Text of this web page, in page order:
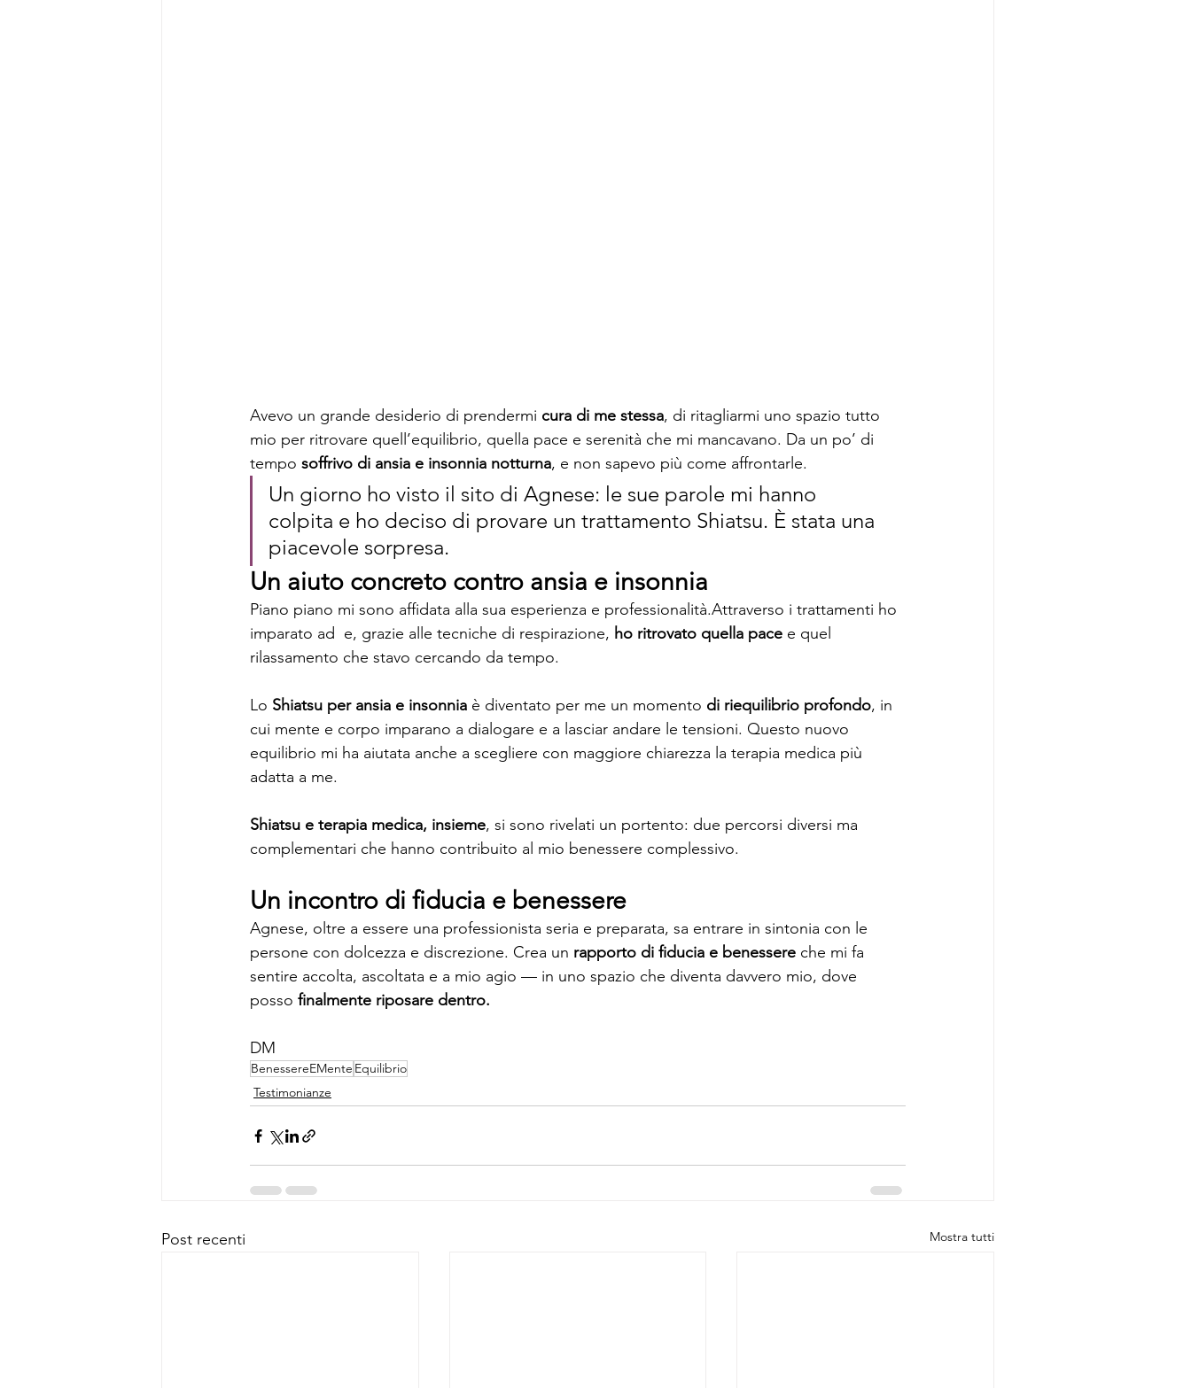
Avevo un grande desiderio di prendermi cura di me stessa, di ritagliarmi uno spazio tutto
mio per ritrovare quell’equilibrio, quella pace e serenità che mi mancavano. Da un po’ di
tempo soffrivo di ansia e insonnia notturna, e non sapevo più come affrontarle.
Un giorno ho visto il sito di Agnese: le sue parole mi hanno
colpita e ho deciso di provare un trattamento Shiatsu. È stata una
piacevole sorpresa.
Un aiuto concreto contro ansia e insonnia
Piano piano mi sono affidata alla sua esperienza e professionalità.Attraverso i trattamenti ho
imparato ad  e, grazie alle tecniche di respirazione, ho ritrovato quella pace e quel
rilassamento che stavo cercando da tempo.
Lo Shiatsu per ansia e insonnia è diventato per me un momento di riequilibrio profondo, in
cui mente e corpo imparano a dialogare e a lasciar andare le tensioni. Questo nuovo
equilibrio mi ha aiutata anche a scegliere con maggiore chiarezza la terapia medica più
adatta a me.
Shiatsu e terapia medica, insieme, si sono rivelati un portento: due percorsi diversi ma
complementari che hanno contribuito al mio benessere complessivo.
Un incontro di fiducia e benessere
Agnese, oltre a essere una professionista seria e preparata, sa entrare in sintonia con le
persone con dolcezza e discrezione. Crea un rapporto di fiducia e benessere che mi fa
sentire accolta, ascoltata e a mio agio — in uno spazio che diventa davvero mio, dove
posso finalmente riposare dentro.
DM
BenessereEMente Equilibrio
Testimonianze
Post recenti Mostra tutti